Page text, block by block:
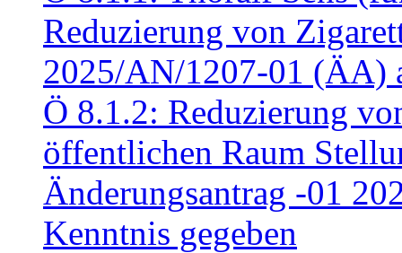
Reduzierung von
2025/AN/1207-01 (ÄA)
Ö 8.1.2: Reduzierung
öffentlichen Raum
Änderungsantrag -01
Kenntnis gegeben